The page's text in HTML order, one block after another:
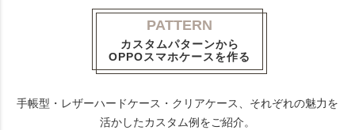
PATTERN
カスタムパターンから
OPPOスマホケースを作る
手帳型・レザーハードケース・クリアケース、それぞれの魅力を
活かしたカスタム例をご紹介。